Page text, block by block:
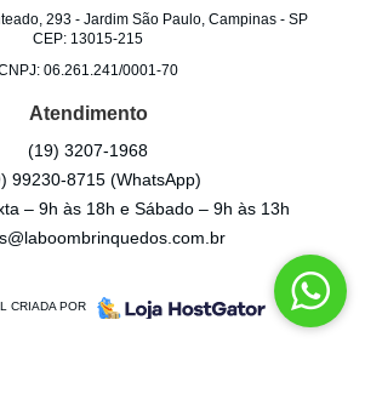
293- Jardim São Paulo, Campinas- SP
CEP: 13015-215
06.261.241/0001-70
Atendimento
(19) 3207-1968
99230-8715 (WhatsApp)
– 9h às 18h e Sábado – 9h às 13h
CRIADA POR